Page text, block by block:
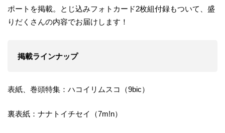
ポートを掲載。とじ込みフォトカード2枚組付録もついて、盛
りだくさんの内容でお届けします！
掲載ラインナップ
表紙、巻頭特集：ハコイリムスコ（9bic）
裏表紙：ナナトイチセイ（7m!n）